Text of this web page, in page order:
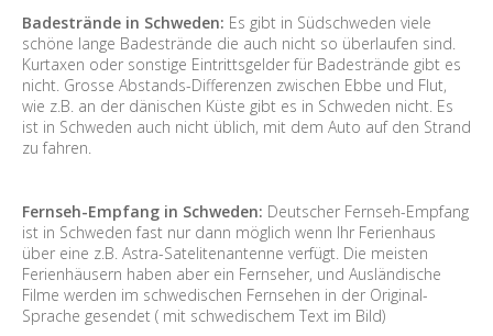
Badestrände in Schweden: Es gibt in Südschweden viele
schöne lange Badestrände die auch nicht so überlaufen sind.
Kurtaxen oder sonstige Eintrittsgelder für Badestrände gibt es
nicht. Grosse Abstands-Differenzen zwischen Ebbe und Flut,
wie z.B. an der dänischen Küste gibt es in Schweden nicht. Es
ist in Schweden auch nicht üblich, mit dem Auto auf den Strand
zu fahren.
Fernseh-Empfang in Schweden: Deutscher Fernseh-Empfang
ist in Schweden fast nur dann möglich wenn Ihr Ferienhaus
über eine z.B. Astra-Satelitenantenne verfügt. Die meisten
Ferienhäusern haben aber ein Fernseher, und Ausländische
Filme werden im schwedischen Fernsehen in der Original-
Sprache gesendet ( mit schwedischem Text im Bild)